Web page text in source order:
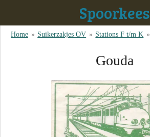
naar
Spoorkees
Home » Suikerzakjes OV » Stations F t/m K »
Gouda